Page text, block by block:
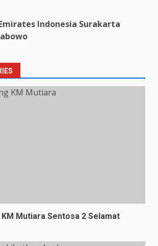
Indonesia Surakarta
Mutiara Sentosa 2 Selamat